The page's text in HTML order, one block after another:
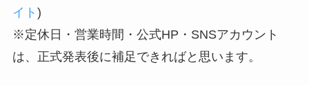
イト )
※定休日・営業時間・公式HP・SNSアカウント
は、正式発表後に補足できればと思います。